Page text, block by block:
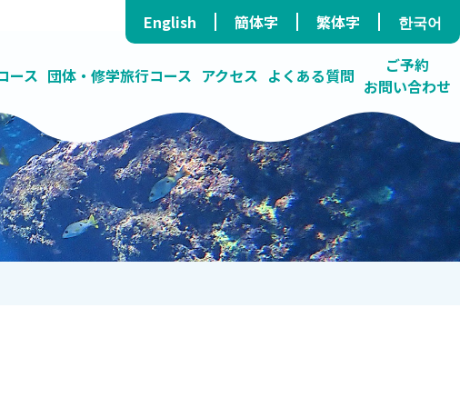
English 簡体字 繁体字 한국어
教育をする海の学校 いろんな活動しています
根ざしたダイビングショップ 卓越したガイド力
違い 高確率で青の洞窟へ
ース
フコース オンラインツアー 障がい者コース 料金表
団体・修学旅行コース アクセス よくある質問
(Q&A) プライバシーポリシー
ご予約
お問い合わせ
ナ ヴィラ/民泊）